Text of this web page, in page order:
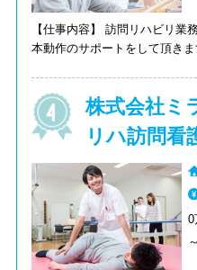
【仕事内容】 訪問リハビリ業
本動作のサポートをして頂き
株式会社
リハ訪問看
ョン比叡
0